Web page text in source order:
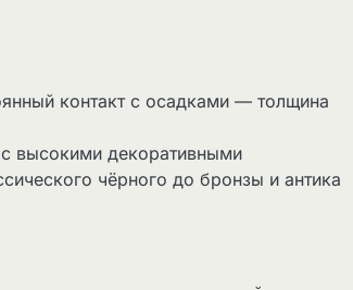
контакт с осадками — толщина
высокими декоративными
чёрного до бронзы и антика